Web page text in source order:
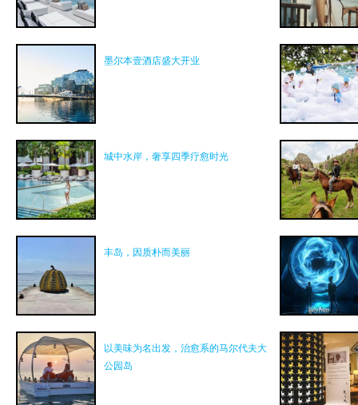
墨尔本壹酒店盛大开业
城中水岸，奢享四季疗愈时光
丰岛，因质朴而美丽
以美味为名出发，治愈系的马尔代夫大
公园岛